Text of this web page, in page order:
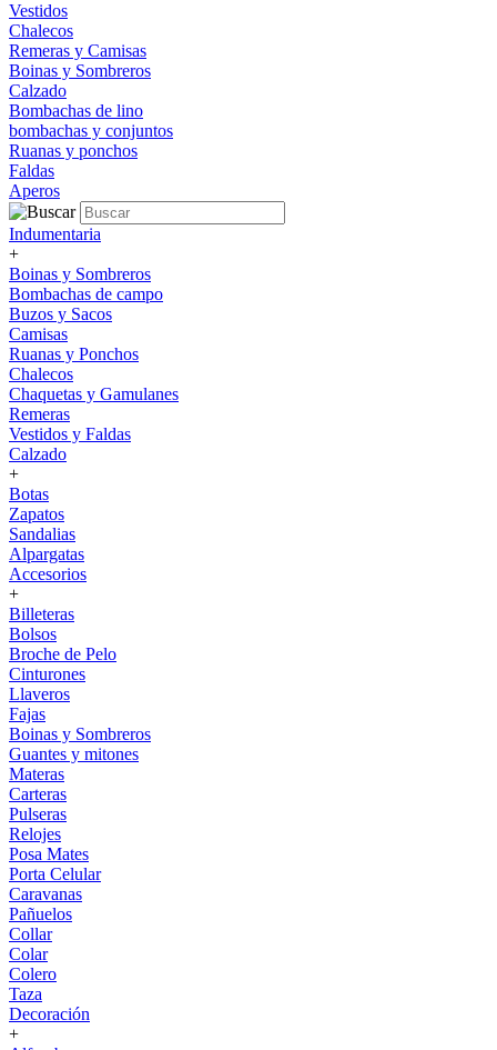
Vestidos
Chalecos
Remeras y Camisas
Boinas y Sombreros
Calzado
Bombachas de lino
bombachas y conjuntos
Ruanas y ponchos
Faldas
Aperos
Indumentaria
+
Boinas y Sombreros
Bombachas de campo
Buzos y Sacos
Camisas
Ruanas y Ponchos
Chalecos
Chaquetas y Gamulanes
Remeras
Vestidos y Faldas
Calzado
+
Botas
Zapatos
Sandalias
Alpargatas
Accesorios
+
Billeteras
Bolsos
Broche de Pelo
Cinturones
Llaveros
Fajas
Boinas y Sombreros
Guantes y mitones
Materas
Carteras
Pulseras
Relojes
Posa Mates
Porta Celular
Caravanas
Pañuelos
Collar
Colar
Colero
Taza
Decoración
+